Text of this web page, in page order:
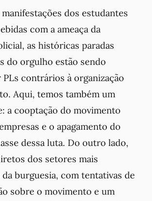
dos estudantes
com a ameaça da
as históricas paradas
do orgulho estão sendo
PLs contrários à organização
Aqui, temos também um
a cooptação do movimento
e o apagamento do
dessa luta. Do outro lado,
dos setores mais
burguesia, com tentativas de
sobre o movimento e um